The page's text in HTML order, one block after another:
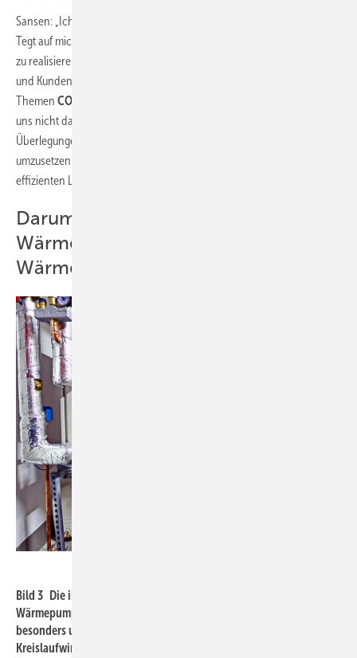
Sansen: „Ich habe mich sehr gefreut, dass Kristian Kamp und Leif-Arne
Tegt auf mich zugekommen sind, um dieses Bauvorhaben gemeinsam
zu realisieren. Ziel bei Daikin ist es, die Ansprüche der Fachbetriebe
und Kunden optimal zu erfüllen – vor allem auch, wenn es um die
Themen CO
uns nicht davor, komplexe Technologien einzusetzen und knifflige
Überlegungen anzustellen, um ein System bestmöglich zu planen und
umzusetzen. Für mich persönlich ist das gemeinsame Finden von
effizienten Lösungen jedes Mal aufs Neue reizvoll.“
Darum Einsatz einer W/L-
Wärmepumpe mit
Wärmerückgewinnung
Bild 3 Die im Hotel zum Einsatz kommenden Wasser/Luft-
Wärmepumpen Daikin VRV IV arbeiten energieeffizient und
besonders umweltfreundlich: Mit dem
Kreislaufwirtschaftsprogramm L∞P by Daikin wird aufbereitetes